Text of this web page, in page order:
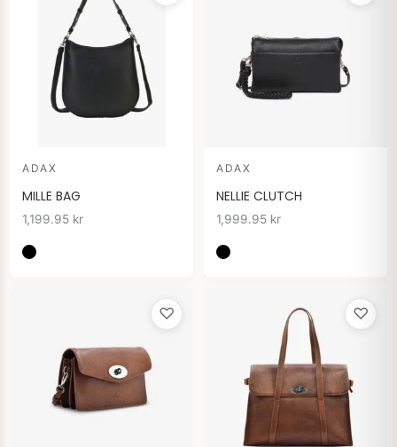
ADAX
MILLE BAG
1,199.95 kr
ADAX
NELLIE CLUTCH
1,999.95 kr
♡ ♡